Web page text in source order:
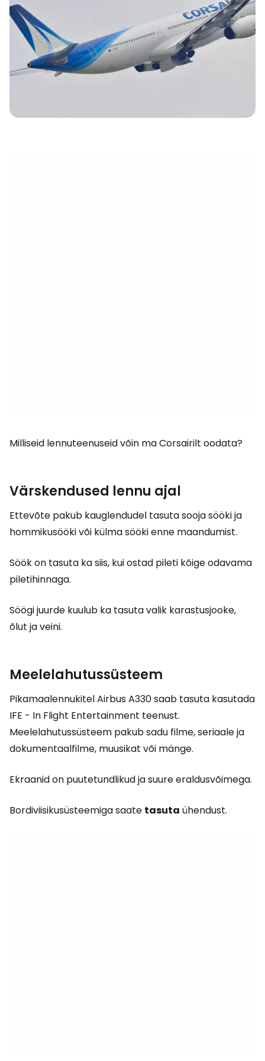
Milliseid lennuteenuseid võin ma Corsairilt oodata?
Värskendused lennu ajal
Ettevõte pakub kauglendudel tasuta sooja sööki ja
hommikusööki või külma sööki enne maandumist.
Söök on tasuta ka siis, kui ostad pileti kõige odavama
piletihinnaga.
Söögi juurde kuulub ka tasuta valik karastusjooke,
õlut ja veini.
Meelelahutussüsteem
Pikamaalennukitel Airbus A330 saab tasuta kasutada
IFE - In Flight Entertainment teenust.
Meelelahutussüsteem pakub sadu filme, seriaale ja
dokumentaalfilme, muusikat või mänge.
Ekraanid on puutetundlikud ja suure eraldusvõimega.
Bordiviisikusüsteemiga saate tasuta ühendust.